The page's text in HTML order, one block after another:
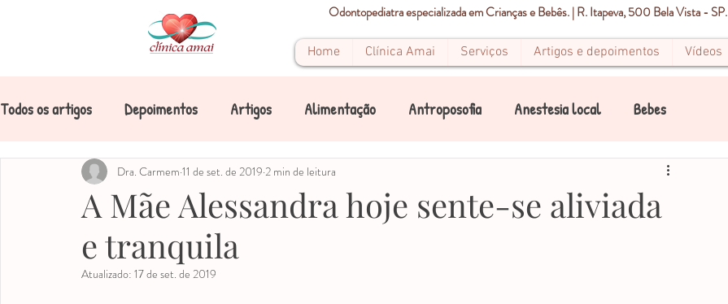
Odontopediatra especializada em Crianças e Bebês. | R. Itapeva, 500 Bela Vista - SP.
Home Clínica Amai Serviços Artigos e depoimentos Vídeos
Todos os artigos Depoimentos Artigos Alimentação Antroposofia Anestesia local Bebes
Cárie Cárie de mamadeira Crianças
Dentes de leite Dicas
A Mãe Alessandra hoje sente-se aliviada
e tranquila
Dra. Carmem 11 de set. de 2019 2 min de leitura
Atualizado: 17 de set. de 2019